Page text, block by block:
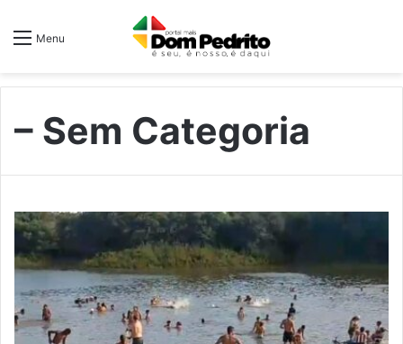
Menu
– Sem Categoria